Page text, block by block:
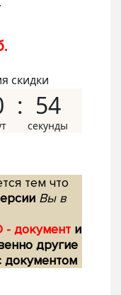
скидки
53
тем что
Вы в
- документ и
другие
документом